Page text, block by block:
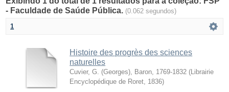
- Faculdade de Saúde Pública. (0.062 segundos)
1
Histoire des progrès des sciences
naturelles
Cuvier, G. (Georges), Baron, 1769-1832 ( Librairie
Encyclopédique de Roret 1836)